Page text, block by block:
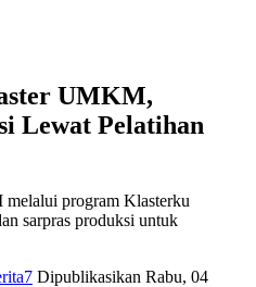
UMKM,
Lewat Pelatihan
program Klasterku
sarpras produksi untuk
Dipublikasikan Rabu, 04